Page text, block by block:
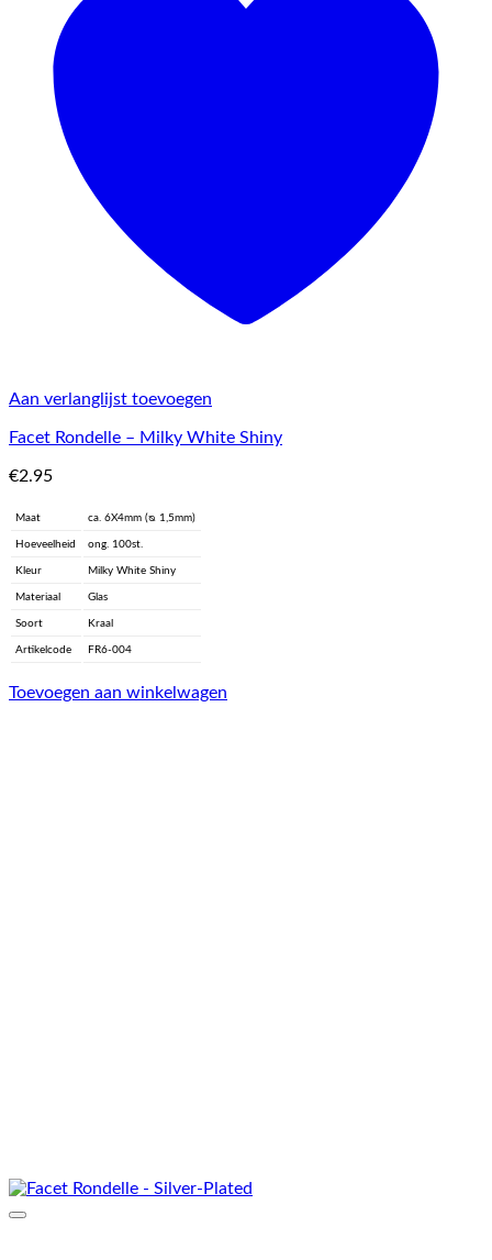
Aan verlanglijst toevoegen
Facet Rondelle – Milky White Shiny
€2.95
Maat ca. 6X4mm (ᴓ 1,5mm)
Hoeveelheid ong. 100st.
Kleur Milky White Shiny
Materiaal Glas
Soort Kraal
Artikelcode FR6-004
Toevoegen aan winkelwagen